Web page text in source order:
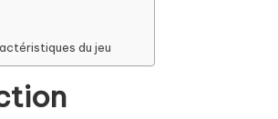
du jeu